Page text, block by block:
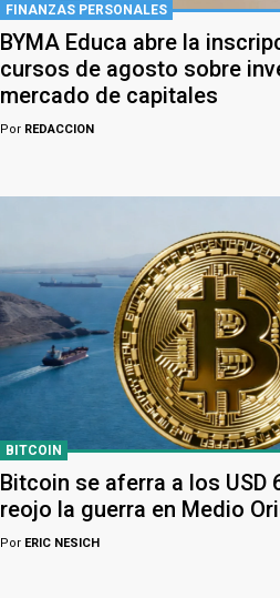
FINANZAS PERSONALES
BYMA Educa abre la
cursos de agosto sobre
mercado de capitales
Por REDACCION
BITCOIN
Bitcoin se aferra a los USD
reojo la guerra en Medio
Por ERIC NESICH